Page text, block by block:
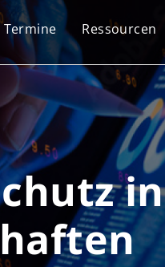
Termine Ressourcen
in